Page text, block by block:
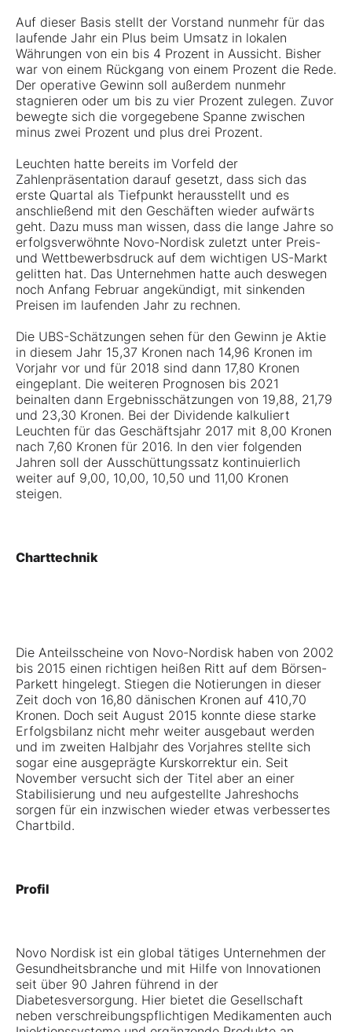
Auf dieser Basis stellt der Vorstand nunmehr für das
laufende Jahr ein Plus beim Umsatz in lokalen
Währungen von ein bis 4 Prozent in Aussicht. Bisher
war von einem Rückgang von einem Prozent die Rede.
Der operative Gewinn soll außerdem nunmehr
stagnieren oder um bis zu vier Prozent zulegen. Zuvor
bewegte sich die vorgegebene Spanne zwischen
minus zwei Prozent und plus drei Prozent.
Leuchten hatte bereits im Vorfeld der
Zahlenpräsentation darauf gesetzt, dass sich das
erste Quartal als Tiefpunkt herausstellt und es
anschließend mit den Geschäften wieder aufwärts
geht. Dazu muss man wissen, dass die lange Jahre so
erfolgsverwöhnte Novo-Nordisk zuletzt unter Preis-
und Wettbewerbsdruck auf dem wichtigen US-Markt
gelitten hat. Das Unternehmen hatte auch deswegen
noch Anfang Februar angekündigt, mit sinkenden
Preisen im laufenden Jahr zu rechnen.
Die UBS-Schätzungen sehen für den Gewinn je Aktie
in diesem Jahr 15,37 Kronen nach 14,96 Kronen im
Vorjahr vor und für 2018 sind dann 17,80 Kronen
eingeplant. Die weiteren Prognosen bis 2021
beinalten dann Ergebnisschätzungen von 19,88, 21,79
und 23,30 Kronen. Bei der Dividende kalkuliert
Leuchten für das Geschäftsjahr 2017 mit 8,00 Kronen
nach 7,60 Kronen für 2016. In den vier folgenden
Jahren soll der Ausschüttungssatz kontinuierlich
weiter auf 9,00, 10,00, 10,50 und 11,00 Kronen
steigen.
Charttechnik
Die Anteilsscheine von Novo-Nordisk haben von 2002
bis 2015 einen richtigen heißen Ritt auf dem Börsen-
Parkett hingelegt. Stiegen die Notierungen in dieser
Zeit doch von 16,80 dänischen Kronen auf 410,70
Kronen. Doch seit August 2015 konnte diese starke
Erfolgsbilanz nicht mehr weiter ausgebaut werden
und im zweiten Halbjahr des Vorjahres stellte sich
sogar eine ausgeprägte Kurskorrektur ein. Seit
November versucht sich der Titel aber an einer
Stabilisierung und neu aufgestellte Jahreshochs
sorgen für ein inzwischen wieder etwas verbessertes
Chartbild.
Profil
Novo Nordisk ist ein global tätiges Unternehmen der
Gesundheitsbranche und mit Hilfe von Innovationen
seit über 90 Jahren führend in der
Diabetesversorgung. Hier bietet die Gesellschaft
neben verschreibungspflichtigen Medikamenten auch